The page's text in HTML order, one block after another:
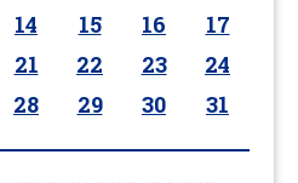
14 15 16
17
21 22 23
24
28 29 30 31